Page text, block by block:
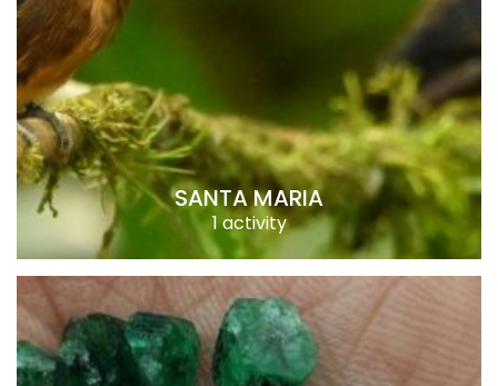
SANTA MARIA
1 activity